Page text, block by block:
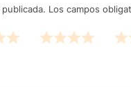
Los campos